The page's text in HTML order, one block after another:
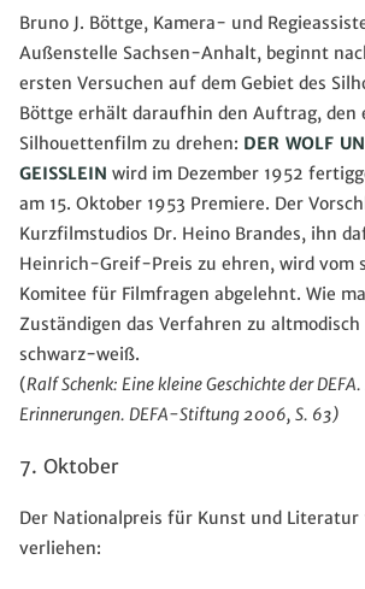
Bruno J. Böttge, Kamera- und
Außenstelle Sachsen-Anhalt, beginnt
ersten Versuchen auf dem Gebiet des
Böttge erhält daraufhin den Auftrag, den
Silhouettenfilm zu drehen: DER WOLF
GEISSLEIN wird im Dezember 1952
am 15. Oktober 1953 Premiere. Der
Kurzfilmstudios Dr. Heino Brandes, ihn
Heinrich-Greif-Preis zu ehren, wird vom
Komitee für Filmfragen abgelehnt. Wie
Zuständigen das Verfahren zu
schwarz-weiß.
(Ralf Schenk: Eine kleine Geschichte der
Erinnerungen. DEFA-Stiftung 2006, S. 63)
7. Oktober
Der Nationalpreis für Kunst und Literatur
verliehen: